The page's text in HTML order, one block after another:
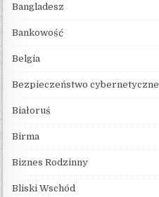
Bangladesz
Bankowość
Belgia
Bezpieczeństwo cybernetyczne
Białoruś
Birma
Biznes Rodzinny
Bliski Wschód